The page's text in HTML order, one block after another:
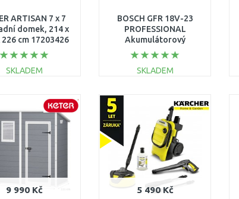
ARTISAN 7 x 7
domek, 214 x
226 cm 17203426
SKLADEM
BOSCH GFR 18V-23
PROFESSIONAL
Akumulátorový
křovinořez (solo)
06008D1000
SKLADEM
Porovnat
9 990 Kč 5 490 Kč